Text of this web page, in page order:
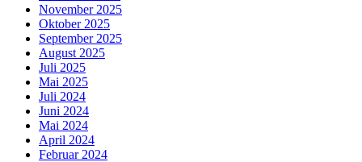
November 2025
Oktober 2025
September 2025
August 2025
Juli 2025
Mai 2025
Juli 2024
Juni 2024
Mai 2024
April 2024
Februar 2024